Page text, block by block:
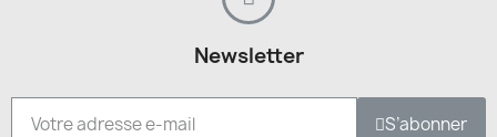
Newsletter
S’abonner